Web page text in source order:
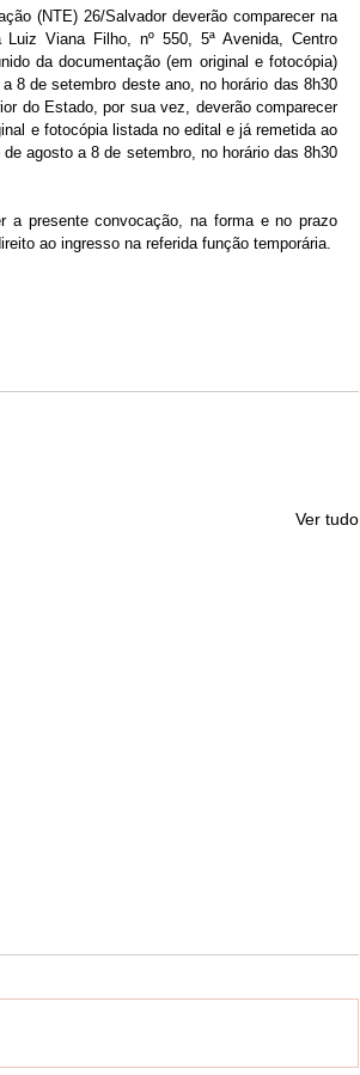
(NTE) 26/Salvador deverão comparecer na
Viana Filho, nº 550, 5ª Avenida, Centro
da documentação (em original e fotocópia)
8 de setembro deste ano, no horário das 8h30
do Estado, por sua vez, deverão comparecer
e fotocópia listada no edital e já remetida ao
agosto a 8 de setembro, no horário das 8h30
a presente convocação, na forma e no prazo
ao ingresso na referida função temporária.
Ver tudo